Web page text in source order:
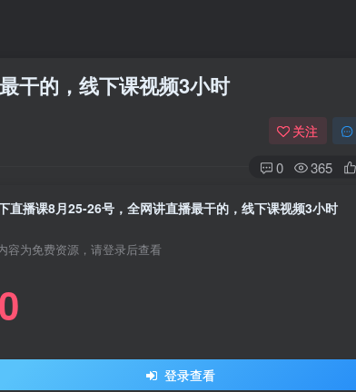
干的，线下课视频3小时
关注
0 365
直播课8月25-26号，全网讲直播最干的，线下课视频3小时
容为免费资源，请登录后查看
0
登录查看